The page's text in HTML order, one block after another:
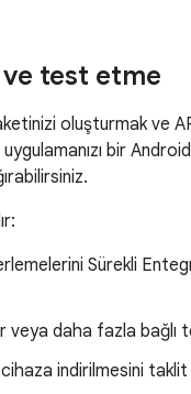
ve test etme
oluşturmak ve
bir
Sürekli
veya daha fazla
cihaza indirilmesini